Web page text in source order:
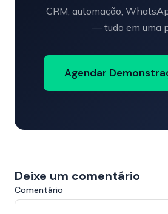
CRM, automação,
— tudo em uma
Agendar
Deixe um comentário
Comentário